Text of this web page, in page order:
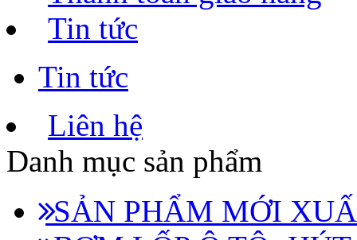
Tin tức
Tin tức
Liên hệ
Danh mục sản phẩm
SẢN PHẨM MỚI